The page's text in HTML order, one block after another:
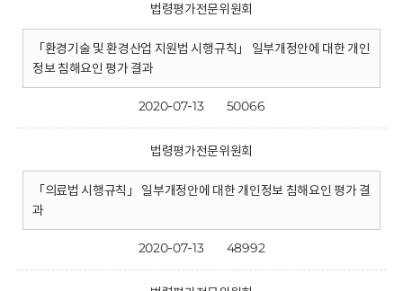
법령평가전문위원회
「환경기술 및 환경산업 지원법 시행규칙」 일부개정안에 대한 개인
정보 침해요인 평가 결과
2020-07-13 50066
법령평가전문위원회
「의료법 시행규칙」 일부개정안에 대한 개인정보 침해요인 평가 결
과
2020-07-13 48992